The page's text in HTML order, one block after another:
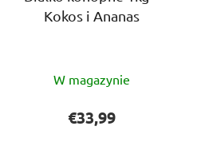
Kokos i Ananas
ocena
wynosi
W magazynie
€33,99